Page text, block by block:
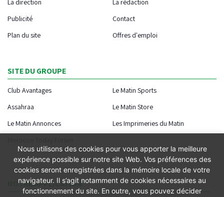
La direction
La rédaction
Publicité
Contact
Plan du site
Offres d'emploi
SITE DU GROUPE
Club Avantages
Le Matin Sports
Assahraa
Le Matin Store
Le Matin Annonces
Les Imprimeries du Matin
NOTRE APPLICATION
Nous utilisons des cookies pour vous apporter la meilleure
expérience possible sur notre site Web. Vos préférences des
cookies seront enregistrées dans la mémoire locale de votre
navigateur. Il s’agit notamment de cookies nécessaires au
fonctionnement du site. En outre, vous pouvez décider